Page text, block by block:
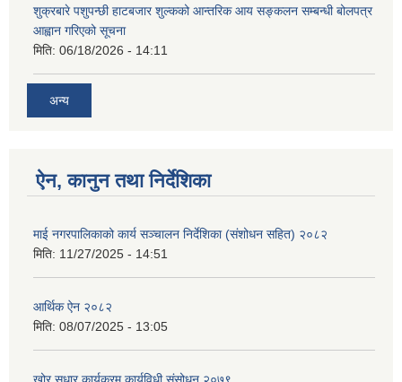
शुक्रबारे पशुपन्छी हाटबजार शुल्कको आन्तरिक आय सङ्कलन सम्बन्धी बोलपत्र
आह्वान गरिएको सूचना
मिति: 06/18/2026 - 14:11
अन्य
ऐन, कानुन तथा निर्देशिका
माई नगरपालिकाको कार्य सञ्चालन निर्देशिका (संशोधन सहित) २०८२
मिति: 11/27/2025 - 14:51
आर्थिक ऐन २०८२
मिति: 08/07/2025 - 13:05